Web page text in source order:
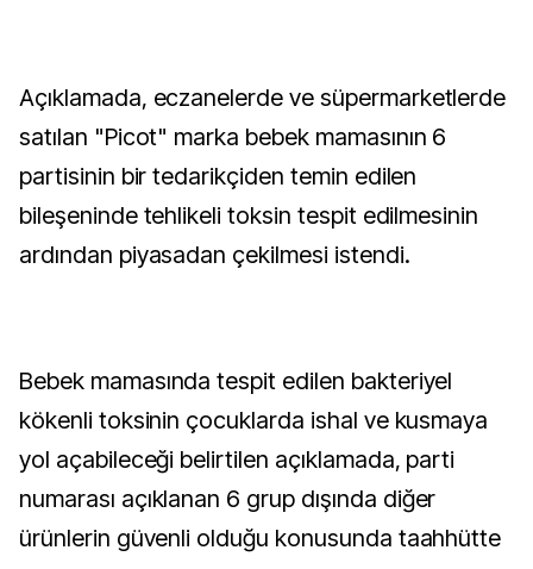
Açıklamada, eczanelerde ve süpermarketlerde
satılan "Picot" marka bebek mamasının 6
partisinin bir tedarikçiden temin edilen
bileşeninde tehlikeli toksin tespit edilmesinin
ardından piyasadan çekilmesi istendi.
Bebek mamasında tespit edilen bakteriyel
kökenli toksinin çocuklarda ishal ve kusmaya
yol açabileceği belirtilen açıklamada, parti
numarası açıklanan 6 grup dışında diğer
ürünlerin güvenli olduğu konusunda taahhütte